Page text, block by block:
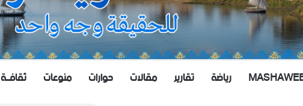
رياضة تقارير مقالات حوارات منوعات ثقافــة